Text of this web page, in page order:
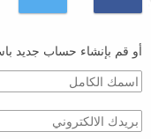
أو قم بإنشاء حساب جديد